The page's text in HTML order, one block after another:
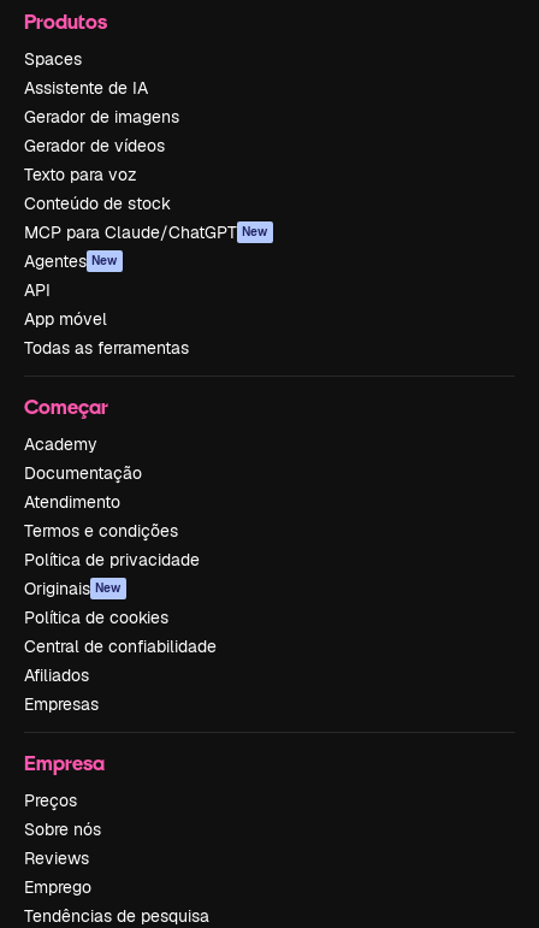
Produtos
Spaces
Assistente de IA
Gerador de imagens
Gerador de vídeos
Texto para voz
Conteúdo de stock
MCP para Claude/ChatGPT New
Agentes New
API
App móvel
Todas as ferramentas
Começar
Academy
Documentação
Atendimento
Termos e condições
Política de privacidade
Originais New
Política de cookies
Central de confiabilidade
Afiliados
Empresas
Empresa
Preços
Sobre nós
Reviews
Emprego
Tendências de pesquisa